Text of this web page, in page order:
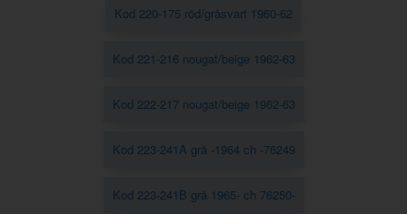
Kod 220-175 röd/gråsvart 1960-62
Kod 221-216 nougat/beige 1962-63
Kod 222-217 nougat/beige 1962-63
Kod 223-241A grå -1964 ch -76249
Kod 223-241B grå 1965- ch 76250-